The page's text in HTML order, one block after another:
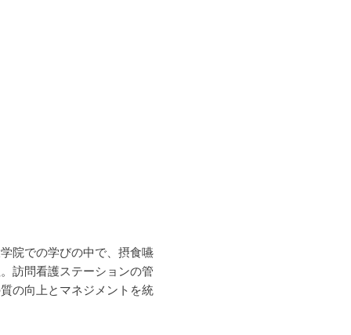
院での学びの中で、摂食嚥
訪問看護ステーションの管
の向上とマネジメントを統